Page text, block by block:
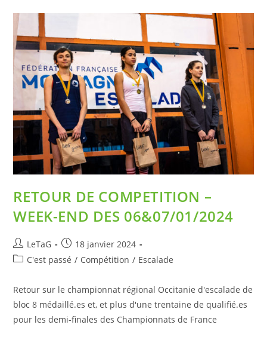
RETOUR DE COMPETITION –
WEEK-END DES 06&07/01/2024
LeTaG
18 janvier 2024
C'est passé / Compétition / Escalade
Retour sur le championnat régional Occitanie d'escalade de
bloc 8 médaillé.es et, et plus d'une trentaine de qualifié.es
pour les demi-finales des Championnats de France